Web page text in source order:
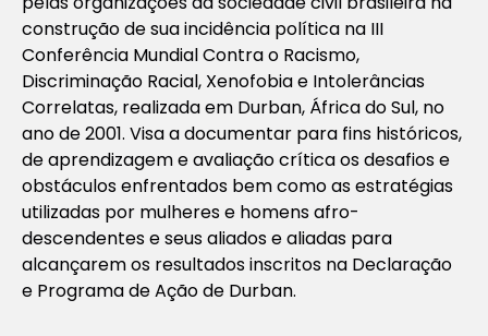
construção de sua incidência política na III
Conferência Mundial Contra o Racismo,
Discriminação Racial, Xenofobia e Intolerâncias
Correlatas, realizada em Durban, África do Sul, no
ano de 2001. Visa a documentar para fins históricos,
de aprendizagem e avaliação crítica os desafios e
obstáculos enfrentados bem como as estratégias
utilizadas por mulheres e homens afro-
descendentes e seus aliados e aliadas para
alcançarem os resultados inscritos na Declaração
e Programa de Ação de Durban.